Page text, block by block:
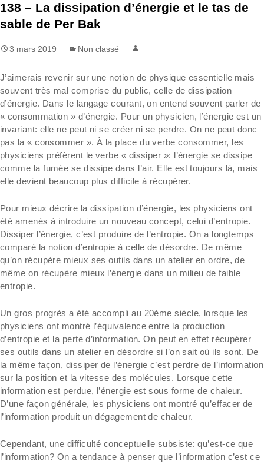
138 – La dissipation d’énergie et le tas de
sable de Per Bak
3 mars 2019 Non classé
J’aimerais revenir sur une notion de physique essentielle mais
souvent très mal comprise du public, celle de dissipation
d’énergie. Dans le langage courant, on entend souvent parler de
« consommation » d’énergie. Pour un physicien, l’énergie est un
invariant: elle ne peut ni se créer ni se perdre. On ne peut donc
pas la « consommer ». À la place du verbe consommer, les
physiciens préfèrent le verbe « dissiper »: l’énergie se dissipe
comme la fumée se dissipe dans l’air. Elle est toujours là, mais
elle devient beaucoup plus difficile à récupérer.
Pour mieux décrire la dissipation d’énergie, les physiciens ont
été amenés à introduire un nouveau concept, celui d’entropie.
Dissiper l’énergie, c’est produire de l’entropie. On a longtemps
comparé la notion d’entropie à celle de désordre. De même
qu’on récupère mieux ses outils dans un atelier en ordre, de
même on récupère mieux l’énergie dans un milieu de faible
entropie.
Un gros progrès a été accompli au 20ème siècle, lorsque les
physiciens ont montré l’équivalence entre la production
d’entropie et la perte d’information. On peut en effet récupérer
ses outils dans un atelier en désordre si l’on sait où ils sont. De
la même façon, dissiper de l’énergie c’est perdre de l’information
sur la position et la vitesse des molécules. Lorsque cette
information est perdue, l’énergie est sous forme de chaleur.
D’une façon générale, les physiciens ont montré qu’effacer de
l’information produit un dégagement de chaleur.
Cependant, une difficulté conceptuelle subsiste: qu’est-ce que
l’information? On a tendance à penser que l’information c’est ce